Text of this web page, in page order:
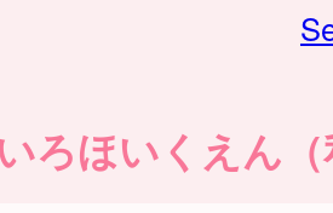
ろほいくえん